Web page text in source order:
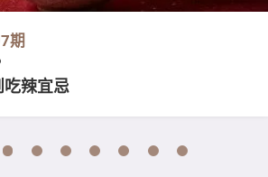
期
辣宜忌
3 4 5 6 7 8 9